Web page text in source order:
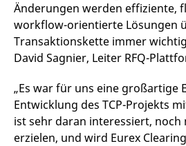
Änderungen werden effiziente,
workflow-orientierte Lösungen
Transaktionskette immer
David Sagnier, Leiter RFQ-
„Es war für uns eine großartige
Entwicklung des TCP-Projekts
ist sehr daran interessiert, noch
erzielen, und wird Eurex